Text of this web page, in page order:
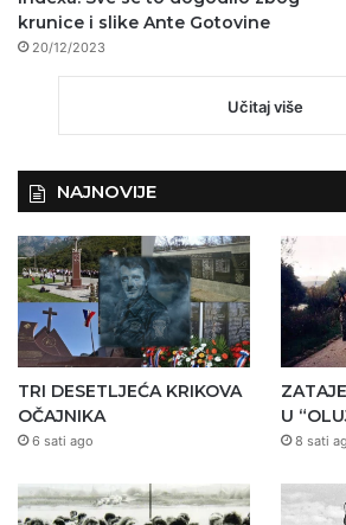
krunice i slike Ante Gotovine
20/12/2023
Učitaj više
NAJNOVIJE
TRI DESETLJEĆA KRIKOVA
OČAJNIKA
6 sati ago
U
8 sati